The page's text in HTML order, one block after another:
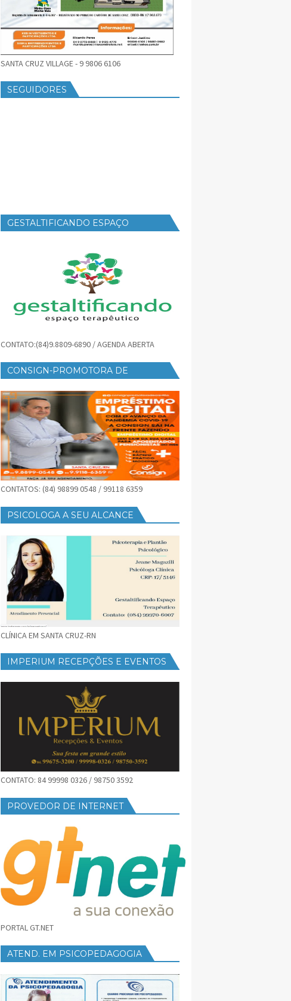
SANTA CRUZ VILLAGE - 9 9806 6106
SEGUIDORES
GESTALTIFICANDO ESPAÇO
CONTATO:(84)9.8809-6890 / AGENDA ABERTA
CONSIGN-PROMOTORA DE
CONTATOS: (84) 98899 0548 / 99118 6359
PSICOLOGA A SEU ALCANCE
CLÍNICA EM SANTA CRUZ-RN
IMPERIUM RECEPÇÕES E EVENTOS
CONTATO: 84 99998 0326 / 98750 3592
PROVEDOR DE INTERNET
PORTAL GT.NET
ATEND. EM PSICOPEDAGOGIA